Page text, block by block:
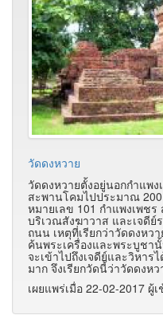
วัดดงหวาย
วัดดงหวายตั้งอยู่นอกกำแพง
สะพานโคมไปประมาณ
หมายเลข 101 กำแพงเพช
บริเวณสังฆาวาส และเจดีย์
ถนน เหตุที่เรียกว่าวัดดงหว
ค้นพระเครื่องและพระบูชา
จะเข้าไปถึงเจดีย์และวิหาร
มาก จึงเรียกวัดนี้ว่าวัดดงหว
เผยแพร่เมื่อ 22-02-2017 ผู้